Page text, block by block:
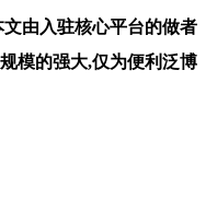
文由入驻核心平台的做者
模的强大,仅为便利泛博